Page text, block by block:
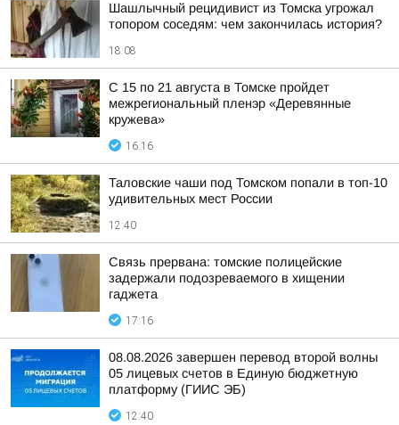
Шашлычный рецидивист из Томска угрожал
топором соседям: чем закончилась история?
18:08
С 15 по 21 августа в Томске пройдет
межрегиональный пленэр «Деревянные
кружева»
16:16
Таловские чаши под Томском попали в топ-10
удивительных мест России
12:40
Связь прервана: томские полицейские
задержали подозреваемого в хищении
гаджета
17:16
08.08.2026 завершен перевод второй волны
05 лицевых счетов в Единую бюджетную
платформу (ГИИС ЭБ)
12:40